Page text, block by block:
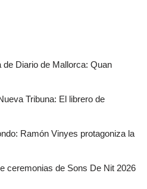
Diario de Mallorca: Quan
Tribuna: El librero de
Ramón Vinyes protagoniza la
ceremonias de Sons De Nit 2026